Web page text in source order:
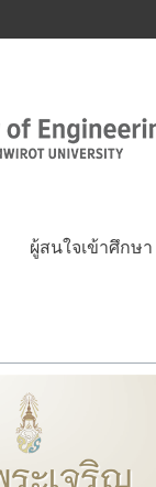
ผู้สนใจเข้าศึกษา